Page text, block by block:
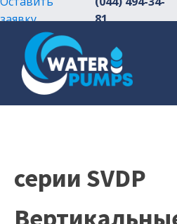
заявку
81
серии SVDP